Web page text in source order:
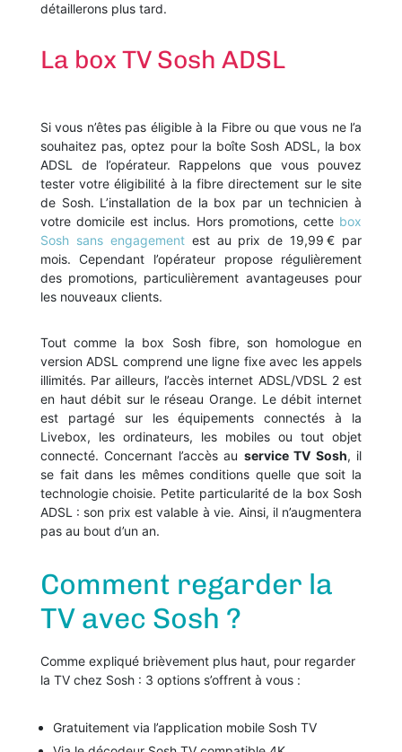
détaillerons plus tard.
La box TV Sosh ADSL
Si vous n’êtes pas éligible à la Fibre ou que vous ne l’a
souhaitez pas, optez pour la boîte Sosh ADSL, la box
ADSL de l’opérateur. Rappelons que vous pouvez
tester votre éligibilité à la fibre directement sur le site
de Sosh. L’installation de la box par un technicien à
votre domicile est inclus. Hors promotions, cette box
Sosh sans engagementest au prix de 19,99 € par
mois. Cependant l’opérateur propose régulièrement
des promotions, particulièrement avantageuses pour
les nouveaux clients.
Tout comme la box Sosh fibre, son homologue en
version ADSL comprend une ligne fixe avec les appels
illimités. Par ailleurs, l’accès internet ADSL/VDSL 2 est
en haut débit sur le réseau Orange. Le débit internet
est partagé sur les équipements connectés à la
Livebox, les ordinateurs, les mobiles ou tout objet
connecté. Concernant l’accès au service TV Sosh, il
se fait dans les mêmes conditions quelle que soit la
technologie choisie. Petite particularité de la box Sosh
ADSL : son prix est valable à vie. Ainsi, il n’augmentera
pas au bout d’un an.
Comment regarder la
TV avec Sosh ?
Comme expliqué brièvement plus haut, pour regarder
la TV chez Sosh : 3 options s’offrent à vous :
Gratuitement via l’application mobile Sosh TV